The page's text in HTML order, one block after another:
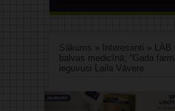
Sākums » Interesanti » LĀB
balvas medicīnā; “Gada
ieguvusi Laila Vāvere